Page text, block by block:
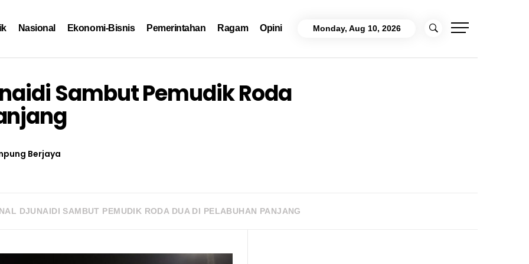
Nasional Ekonomi-Bisnis Pemerintahan Ragam Opini Monday, Aug 10, 2026
Sambut Pemudik Roda
Berjaya
DJUNAIDI SAMBUT PEMUDIK RODA DUA DI PELABUHAN PANJANG